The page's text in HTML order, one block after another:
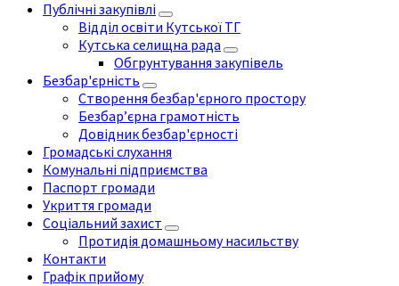
Публічні закупівлі
Відділ освіти Кутської ТГ
Кутська селищна рада
Обгрунтування закупівель
Безбар'єрність
Створення безбар'єрного простору
Безбар’єрна грамотність
Довідник безбар'єрності
Громадські слухання
Комунальні підприємства
Паспорт громади
Укриття громади
Соціальний захист
Протидія домашньому насильству
Контакти
Графік прийому